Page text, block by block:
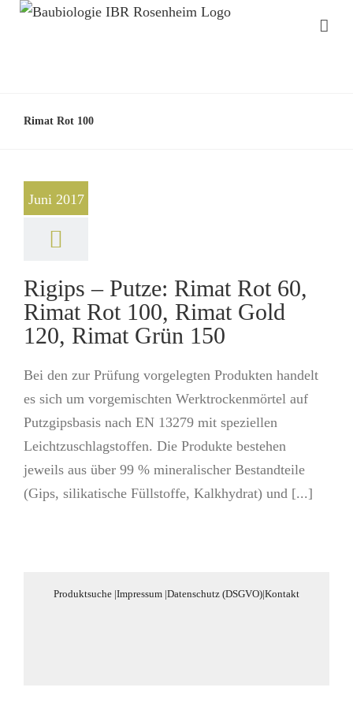
Rimat Rot 100
Juni 2017
Rigips – Putze: Rimat Rot 60,
Rimat Rot 100, Rimat Gold
120, Rimat Grün 150
Bei den zur Prüfung vorgelegten Produkten handelt
es sich um vorgemischten Werktrockenmörtel auf
Putzgipsbasis nach EN 13279 mit speziellen
Leichtzuschlagstoffen. Die Produkte bestehen
jeweils aus über 99 % mineralischer Bestandteile
(Gips, silikatische Füllstoffe, Kalkhydrat) und [...]
Produktsuche |Impressum |Datenschutz (DSGVO)|Kontakt